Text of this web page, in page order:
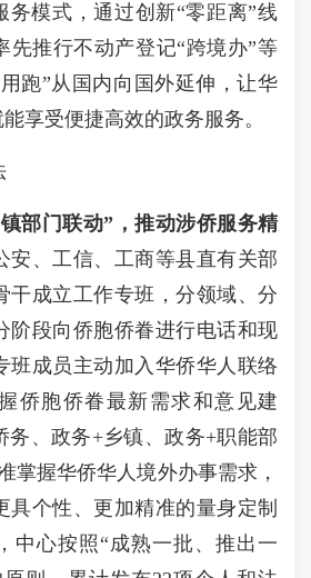
务模式，通过创新“零距离”线
先推行不动产登记“跨境办”等
跑”从国内向国外延伸，让华
享受便捷高效的政务服务。
部门联动”，推动涉侨服务精
安、工信、工商等县直有关部
干成立工作专班，分领域、分
阶段向侨胞侨眷进行电话和现
班成员主动加入华侨华人联络
侨胞侨眷最新需求和意见建
务、政务+乡镇、政务+职能部
掌握华侨华人境外办事需求，
具个性、更加精准的量身定制
中心按照“成熟一批、推出一